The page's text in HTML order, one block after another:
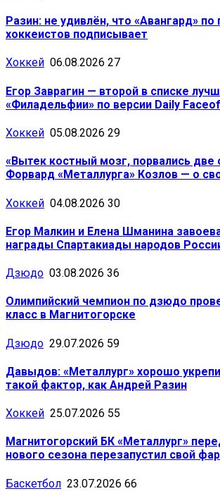
Разин: не удивлён, что «Авангард»
хоккеистов подписывает
Хоккей 06.08.2026 27
Егор Заврагин — второй в списке
«Филадельфии» по версии Daily
Хоккей 05.08.2026 29
«Вытек костный мозг, порвались две
Форвард «Металлурга» Козлов — о
Хоккей 04.08.2026 30
Егор Малкин и Елена Шманина
награды Спартакиады народов
Дзюдо 03.08.2026 36
Олимпийский чемпион по дзюдо
класс в Магнитогорске
Дзюдо 29.07.2026 59
Давыдов: «Металлург» хорошо
такой фактор, как Андрей Разин
Хоккей 25.07.2026 55
Магнитогорский БК «Металлург»
нового сезона перезапустил свой
Баскетбол 23.07.2026 66